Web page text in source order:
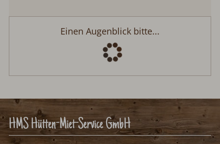
Einen Augenblick bitte...
HMS Hütten-Miet-Service GmbH